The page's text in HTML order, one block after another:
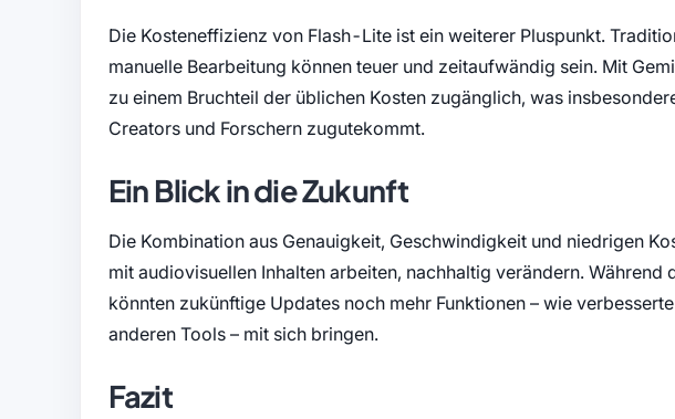
Die Kosteneffizienz von Flash-Lite ist ein weiterer Pluspunkt.
manuelle Bearbeitung können teuer und zeitaufwändig sein. Mit
zu einem Bruchteil der üblichen Kosten zugänglich, was
Creators und Forschern zugutekommt.
Ein Blick in die Zukunft
Die Kombination aus Genauigkeit, Geschwindigkeit und niedrigen
mit audiovisuellen Inhalten arbeiten, nachhaltig verändern.
könnten zukünftige Updates noch mehr Funktionen – wie
anderen Tools – mit sich bringen.
Fazit